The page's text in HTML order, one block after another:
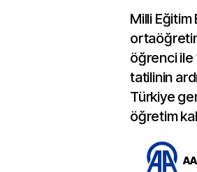
Milli Eğitim
öğrenci ile
tatilinin
Türkiye
öğretim
AA